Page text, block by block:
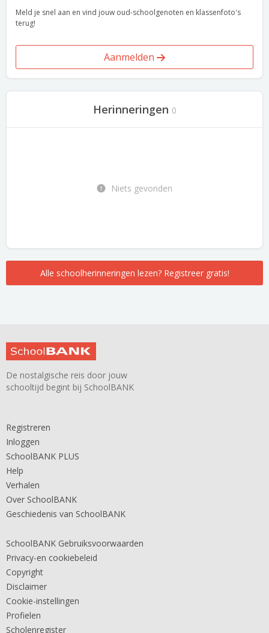
Meld je snel aan en vind jouw oud-schoolgenoten en klassenfoto's
terug!
Aanmelden
Herinneringen 0
Niets gevonden
Alle schoolherinneringen lezen? Registreer gratis!
De nostalgische reis door jouw
schooltijd begint bij SchoolBANK
Registreren
Inloggen
SchoolBANK PLUS
Help
Verhalen
Over SchoolBANK
Geschiedenis van SchoolBANK
SchoolBANK Gebruiksvoorwaarden
Privacy-en cookiebeleid
Copyright
Disclaimer
Cookie-instellingen
Profielen
Scholenregister